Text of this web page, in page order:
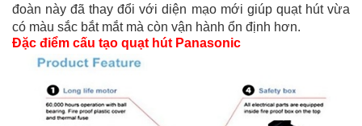
đoàn này đã thay đổi với diện mạo mới giúp quạt hút vừa
có màu sắc bắt mắt mà còn vận hành ổn định hơn.
Đặc điểm cấu tạo quạt hút Panasonic